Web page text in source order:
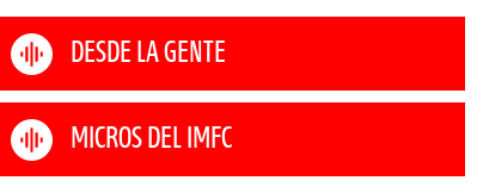
DESDE LA GENTE
MICROS DEL IMFC